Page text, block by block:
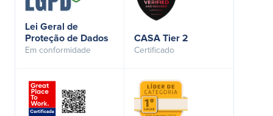
Lei Geral de
Proteção de Dados
Em conformidade
CASA Tier 2
Certificado